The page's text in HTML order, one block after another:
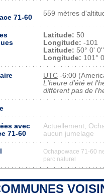
71-60
559 mètres
Latitude: 50
Longitude: -101
Latitude: 50° 0'
Longitude: 101°
UTC -6:00
L'heure d'été et
diffèrent pas de
avec
71-60
Actuellement,
aucun jumelage
Ochapowace 71-60
parc naturel